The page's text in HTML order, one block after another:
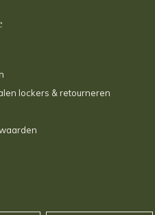
lockers & retourneren